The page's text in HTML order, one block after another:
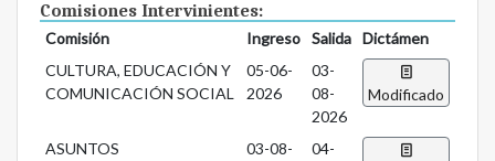
Comisiones Intervinientes:
Comisión Ingreso Salida
Dictámen
CULTURA, EDUCACIÓN Y
COMUNICACIÓN SOCIAL
05-06-
2026
03-
08-
2026
Modificado
ASUNTOS
03-08-
04-